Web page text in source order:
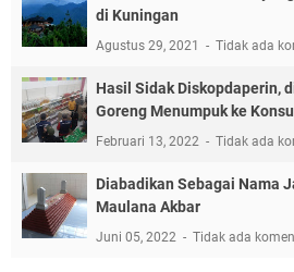
di Kuningan
Agustus 29, 2021 Tidak ada
Hasil Sidak Diskopdaperin,
Goreng Menumpuk ke
Februari 13, 2022 Tidak ada
Diabadikan Sebagai Nama
Maulana Akbar
Juni 05, 2022 Tidak ada